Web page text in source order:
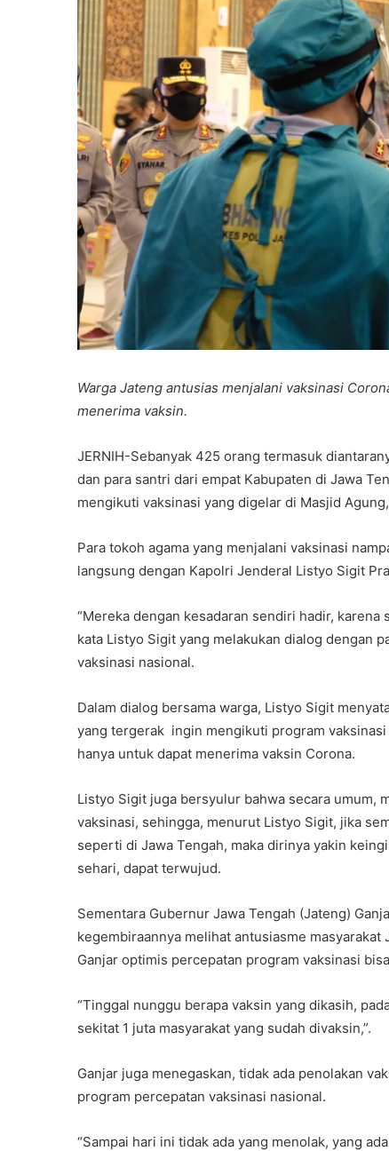
Warga Jateng antusias menjalani vaksinasi
menerima vaksin.
JERNIH-Sebanyak 425 orang termasuk
dan para santri dari empat Kabupaten di Jawa
mengikuti vaksinasi yang digelar di Masjid
Para tokoh agama yang menjalani vaksinasi
langsung dengan Kapolri Jenderal Listyo Sigit
“Mereka dengan kesadaran sendiri hadir, karena
kata Listyo Sigit yang melakukan dialog dengan
vaksinasi nasional.
Dalam dialog bersama warga, Listyo Sigit
yang tergerak ingin mengikuti program
hanya untuk dapat menerima vaksin Corona.
Listyo Sigit juga bersyulur bahwa secara umum,
vaksinasi, sehingga, menurut Listyo Sigit, jika
seperti di Jawa Tengah, maka dirinya yakin
sehari, dapat terwujud.
Sementara Gubernur Jawa Tengah (Jateng)
kegembiraannya melihat antusiasme
Ganjar optimis percepatan program vaksinasi
“Tinggal nunggu berapa vaksin yang dikasih,
sekitat 1 juta masyarakat yang sudah divaksin,”.
Ganjar juga menegaskan, tidak ada penolakan
program percepatan vaksinasi nasional.
“Sampai hari ini tidak ada yang menolak, yang